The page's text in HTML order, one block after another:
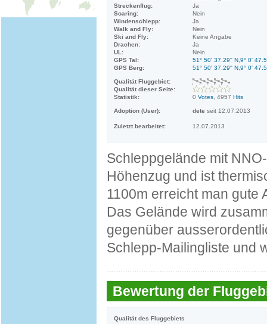
Streckenflug:
Ja
Soaring:
Nein
Windenschlepp:
Ja
Walk and Fly:
Nein
Ski and Fly:
Keine Angabe
Drachen:
Ja
UL:
Nein
GPS Tal:
51° 50' 37.29'' N,9° 0'
GPS Berg:
51° 50' 37.29'' N,9° 0'
Qualität Fluggebiet:
Qualität dieser Seite:
Statistik:
0 Votes , 4957 Hits
Adoption (User): dete seit 12.07.2013
Zuletzt bearbeitet: 12.07.2013
Schleppgelände mit
Höhenzug und ist
1100m erreicht man gute
Das Gelände wird
gegenüber
Schlepp-Mailingliste und
Bewertung der
Qualität des Fluggebiets